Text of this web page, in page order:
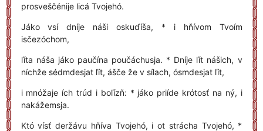
prosveščénije licá Tvojehó.
Jáko vsí dníje náši oskuďíša, * i hňívom Tvoím
isčezóchom,
ľíta náša jáko paučína poučáchusja. * Dníje ľít nášich, v
níchže sédmdesjat ľít, ášče že v sílach, ósmdesjat ľít,
i mnóžaje ích trúd i boľízň: * jáko priíde krótosť na ný, i
nakážemsja.
Któ vísť deržávu hňíva Tvojehó, i ot strácha Tvojehó, *